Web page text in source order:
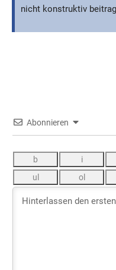
nicht konstruktiv
Abonnieren